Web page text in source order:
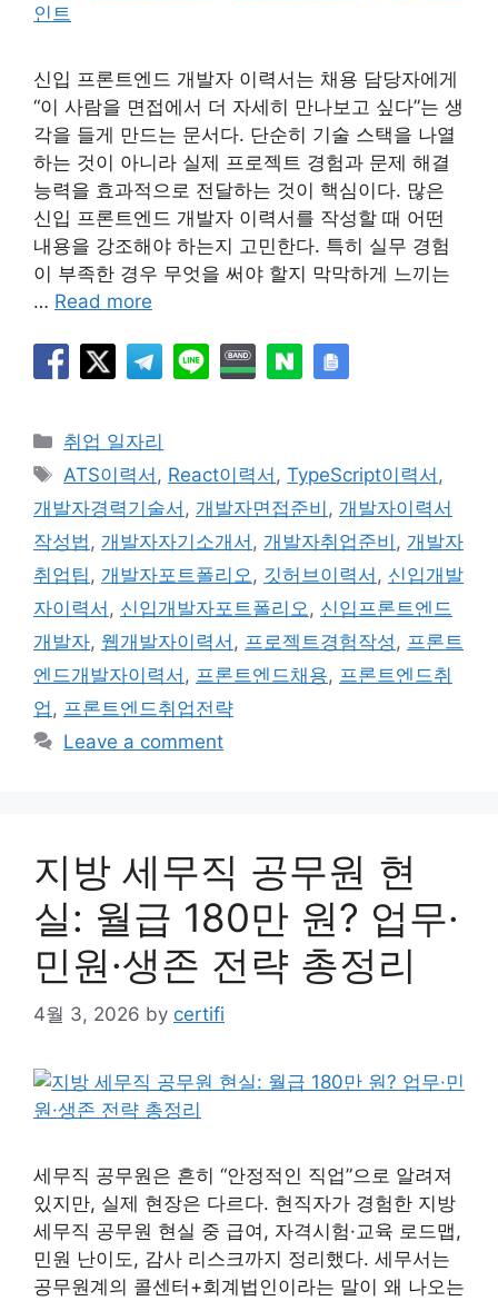
신입 프론트엔드 개발자 이력서는 채용 담당자에게
“이 사람을 면접에서 더 자세히 만나보고 싶다”는 생
각을 들게 만드는 문서다. 단순히 기술 스택을 나열
하는 것이 아니라 실제 프로젝트 경험과 문제 해결
능력을 효과적으로 전달하는 것이 핵심이다. 많은
신입 프론트엔드 개발자 이력서를 작성할 때 어떤
내용을 강조해야 하는지 고민한다. 특히 실무 경험
이 부족한 경우 무엇을 써야 할지 막막하게 느끼는
… Read more
Categories
취업 일자리
Tags
ATS이력서 , React이력서 ,TypeScript이력서 ,
개발자경력기술서 , 개발자면접준비 , 개발자이력서
작성법, 개발자자기소개서 , 개발자취업준비 , 개발자
취업팁, 개발자포트폴리오, 깃허브이력서 , 신입개발
자이력서 , 신입개발자포트폴리오, 신입프론트엔드
개발자, 웹개발자이력서 , 프로젝트경험작성, 프론트
엔드개발자이력서 , 프론트엔드채용, 프론트엔드취
업, 프론트엔드취업전략
Leave a comment
지방 세무직 공무원 현
실: 월급 180만 원? 업무·
민원·생존 전략 총정리
4월 3, 2026 by certifi
세무직 공무원은 흔히 “안정적인 직업”으로 알려져
있지만, 실제 현장은 다르다. 현직자가 경험한 지방
세무직 공무원 현실 중 급여, 자격시험·교육 로드맵,
민원 난이도, 감사 리스크까지 정리했다. 세무서는
공무원계의 콜센터+회계법인이라는 말이 왜 나오는